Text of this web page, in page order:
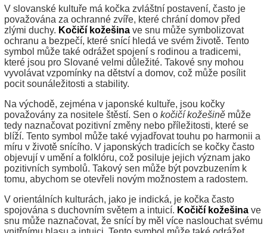
V slovanské kultuře má kočka zvláštní postavení, často je
považována za ochranné zvíře, které chrání domov před
zlými duchy. Kočičí kožešina ve snu může symbolizovat
ochranu a bezpečí, které snící hledá ve svém životě. Tento
symbol může také odrážet spojení s rodinou a tradicemi,
které jsou pro Slované velmi důležité. Takové sny mohou
vyvolávat vzpomínky na dětství a domov, což může posílit
pocit sounáležitosti a stability.
Na východě, zejména v japonské kultuře, jsou kočky
považovány za nositele štěstí. Sen o kočičí kožešině může
tedy naznačovat pozitivní změny nebo příležitosti, které se
blíží. Tento symbol může také vyjadřovat touhu po harmonii a
míru v životě snícího. V japonských tradicích se kočky často
objevují v umění a folklóru, což posiluje jejich význam jako
pozitivních symbolů. Takový sen může být povzbuzením k
tomu, abychom se otevřeli novým možnostem a radostem.
V orientálních kulturách, jako je indická, je kočka často
spojována s duchovním světem a intuicí. Kočičí kožešina ve
snu může naznačovat, že snící by měl více naslouchat svému